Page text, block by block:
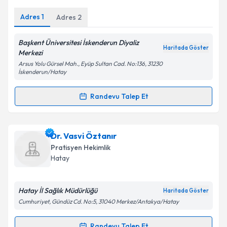
Aydınlatma
Metni'ni okudum ve kişisel verilerimin belirtilen
kapsamda işlenmesini kabul ediyorum.
Takvim Talebini Gönder
Adres 1 Adres 2
Başkent Üniversitesi İskenderun Diyaliz
Merkezi
Haritada Göster
Arsus Yolu Gürsel Mah., Eyüp Sultan Cad. No:136, 31230
İskenderun/Hatay
Randevu Talep Et
Randevu Takvimi Talebi
Dr. Mehmet Ali Ediboğlu
oluşturun. Size bu uzmandan randevu almanız için bir
takvim hazırlandığında e-posta ile bilgilendireceğiz.
Dr. Vasvi Öztanır
Pratisyen Hekimlik
Hatay
Hatay İl Sağlık Müdürlüğü Haritada Göster
Cumhuriyet, Gündüz Cd. No:5, 31040 Merkez/Antakya/Hatay